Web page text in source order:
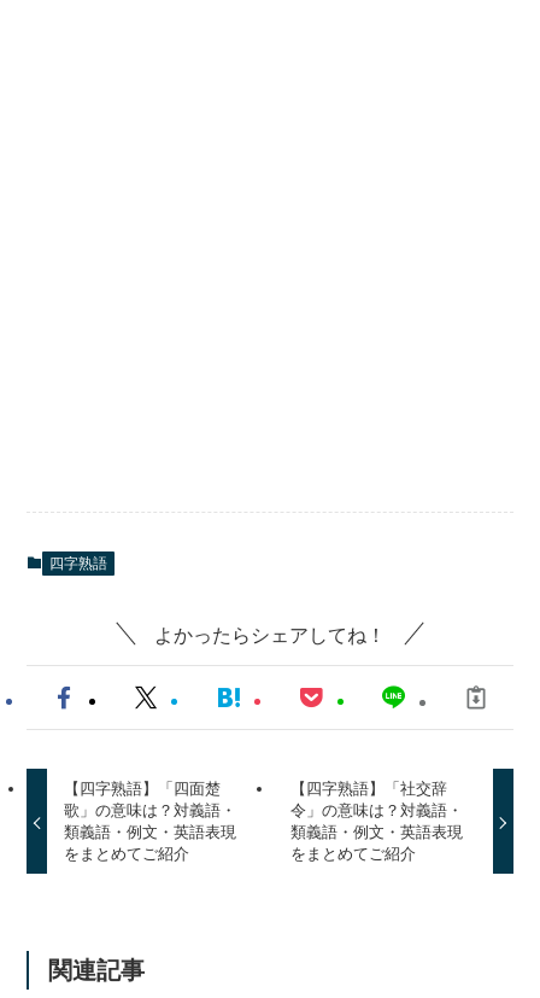
四字熟語
よかったらシェアしてね！
【四字熟語】「四面楚
歌」の意味は？対義語・
類義語・例文・英語表現
をまとめてご紹介
【四字熟語】「社交辞
令」の意味は？対義語・
類義語・例文・英語表現
をまとめてご紹介
関連記事